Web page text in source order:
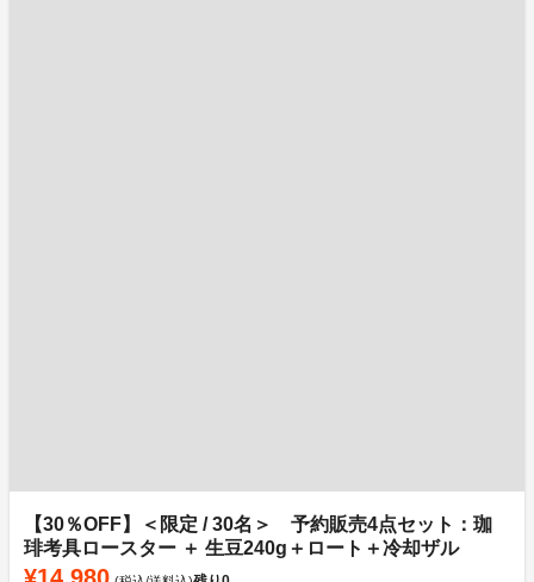
【30％OFF】＜限定 / 30名＞ 予約販売4点セット：珈
琲考具ロースター ＋ 生豆240g＋ロート＋冷却ザル